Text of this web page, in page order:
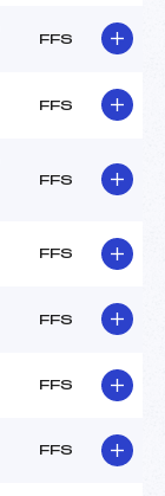
FFS
FFS
FFS
FFS
FFS
FFS
FFS